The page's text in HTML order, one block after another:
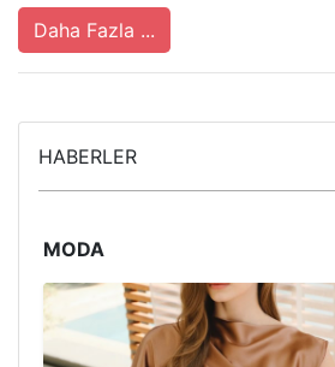
Daha Fazla ...
HABERLER
MODA